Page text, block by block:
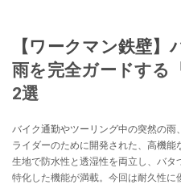
【ワークマン鉄壁】
雨を完全ガードする
2選
バイク通勤やツーリング中の突然の
ライダーのために開発された、高機
生地で防水性と透湿性を両立し、バ
特化した機能が満載。今回は耐久性